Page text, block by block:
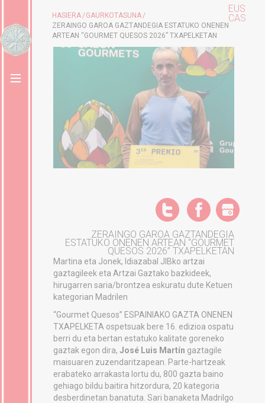
EUS
CAS
HASIERA
GAURKOTASUNA
ZERAINGO GAROA GAZTANDEGIA ESTATUKO ONENEN
ARTEAN “GOURMET QUESOS 2026” TXAPELKETAN
ZERAINGO GAROA GAZTANDEGIA
ESTATUKO ONENEN ARTEAN “GOURMET
QUESOS 2026” TXAPELKETAN
Martina eta Jonek, Idiazabal JIBko artzai
gaztagileek eta Artzai Gaztako bazkideek,
hirugarren saria/brontzea eskuratu dute Ketuen
kategorian Madrilen
“Gourmet Quesos” ESPAINIAKO GAZTA ONENEN
TXAPELKETA ospetsuak bere 16. edizioa ospatu
berri du eta bertan estatuko kalitate goreneko
gaztak egon dira, José Luis Martín gaztagile
maisuaren zuzendaritzapean. Parte-hartzeak
erabateko arrakasta lortu du, 800 gazta baino
gehiago bildu baitira hitzordura, 20 kategoria
desberdinetan banatuta. Sari banaketa Madrilgo